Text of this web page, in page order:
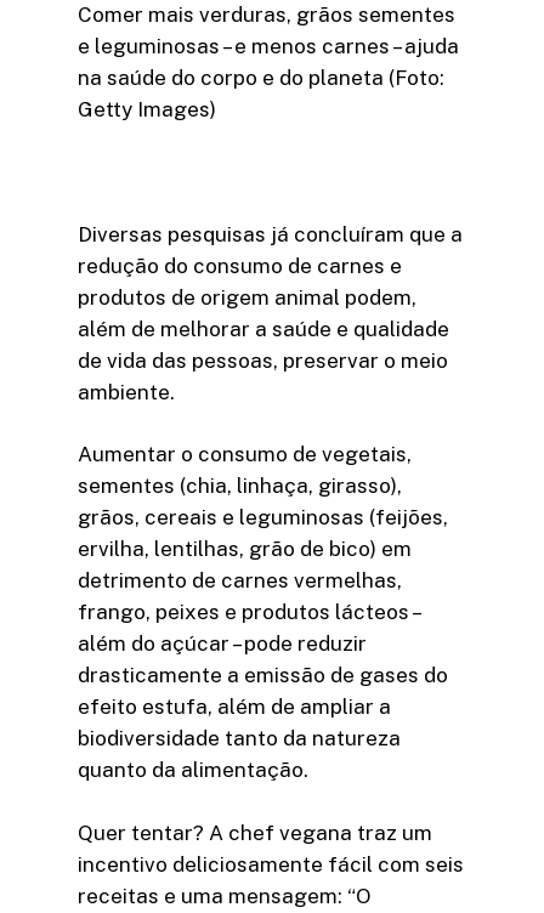
Comer mais verduras, grãos sementes
e leguminosas – e menos carnes – ajuda
na saúde do corpo e do planeta (Foto:
Getty Images)
Diversas pesquisas já concluíram que a
redução do consumo de carnes e
produtos de origem animal podem,
além de melhorar a saúde e qualidade
de vida das pessoas, preservar o meio
ambiente.
Aumentar o consumo de vegetais,
sementes (chia, linhaça, girasso),
grãos, cereais e leguminosas (feijões,
ervilha, lentilhas, grão de bico) em
detrimento de carnes vermelhas,
frango, peixes e produtos lácteos –
além do açúcar – pode reduzir
drasticamente a emissão de gases do
efeito estufa, além de ampliar a
biodiversidade tanto da natureza
quanto da alimentação.
Quer tentar? A chef vegana traz um
incentivo deliciosamente fácil com seis
receitas e uma mensagem: “O